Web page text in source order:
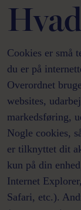
Cookies er små
du er på
Overordnet
websites,
markedsføring,
Nogle cookies,
er tilknyttet dit
kun på din
Internet
Safari, etc.).